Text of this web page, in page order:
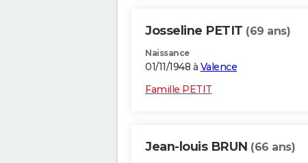
Josseline PETIT (69 ans)
Naissance
01/11/1948 à Valence
Famille PETIT
Jean-louis BRUN (66 ans)